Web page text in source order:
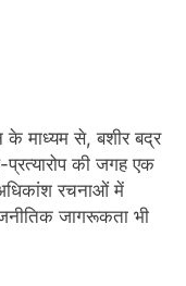
के माध्यम से, बशीर बद्र
की जगह एक
रचनाओं में
जागरूकता भी